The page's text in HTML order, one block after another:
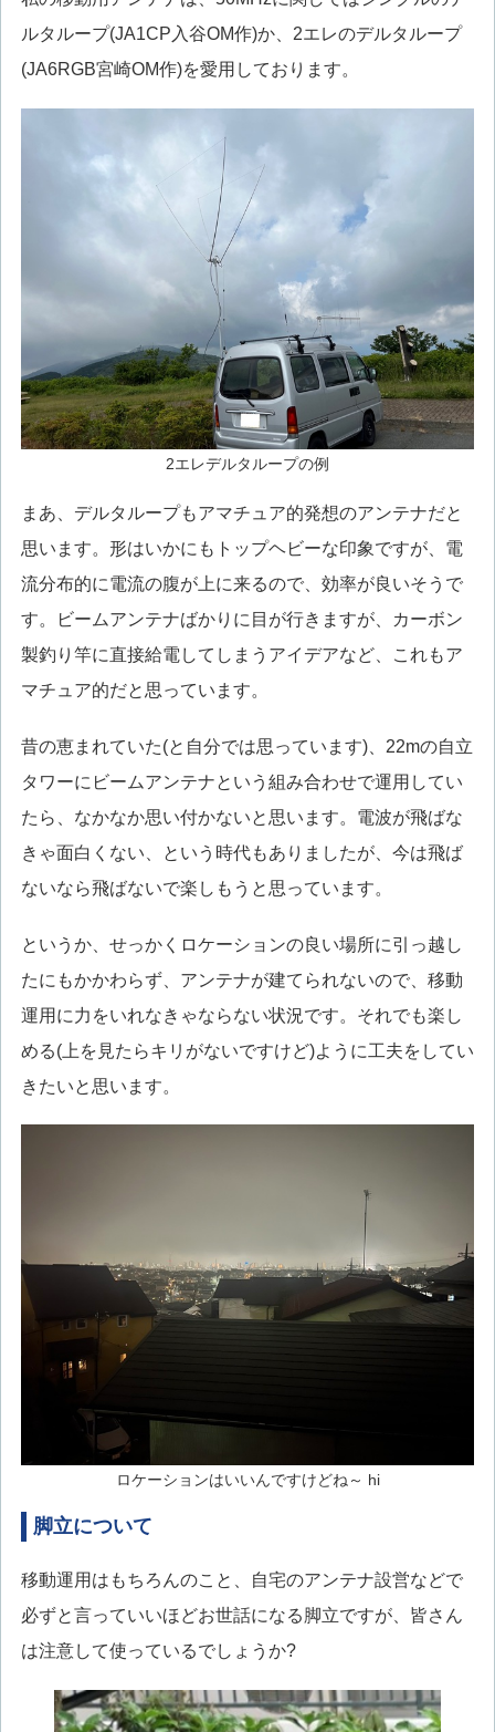
ルタループ(JA1CP入谷OM作)か、2エレのデルタループ
(JA6RGB宮崎OM作)を愛用しております。
2エレデルタループの例
まあ、デルタループもアマチュア的発想のアンテナだと
思います。形はいかにもトップヘビーな印象ですが、電
流分布的に電流の腹が上に来るので、効率が良いそうで
す。ビームアンテナばかりに目が行きますが、カーボン
製釣り竿に直接給電してしまうアイデアなど、これもア
マチュア的だと思っています。
昔の恵まれていた(と自分では思っています)、22mの自立
タワーにビームアンテナという組み合わせで運用してい
たら、なかなか思い付かないと思います。電波が飛ばな
きゃ面白くない、という時代もありましたが、今は飛ば
ないなら飛ばないで楽しもうと思っています。
というか、せっかくロケーションの良い場所に引っ越し
たにもかかわらず、アンテナが建てられないので、移動
運用に力をいれなきゃならない状況です。それでも楽し
める(上を見たらキリがないですけど)ように工夫をしてい
きたいと思います。
ロケーションはいいんですけどね～ hi
脚立について
移動運用はもちろんのこと、自宅のアンテナ設営などで
必ずと言っていいほどお世話になる脚立ですが、皆さん
は注意して使っているでしょうか?